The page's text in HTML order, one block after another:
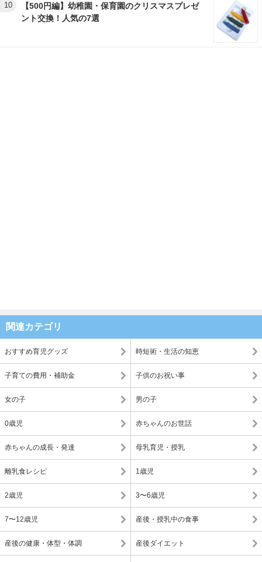
10
【500円編】幼稚園・保育園のクリスマスプレゼ
ント交換！人気の7選
関連カテゴリ
おすすめ育児グッズ 時短術・生活の知恵
子育ての費用・補助金 子供のお祝い事
女の子 男の子
0歳児 赤ちゃんのお世話
赤ちゃんの成長・発達 母乳育児・授乳
離乳食レシピ 1歳児
2歳児 3〜6歳児
7〜12歳児 産後・授乳中の食事
産後の健康・体型・体調 産後ダイエット